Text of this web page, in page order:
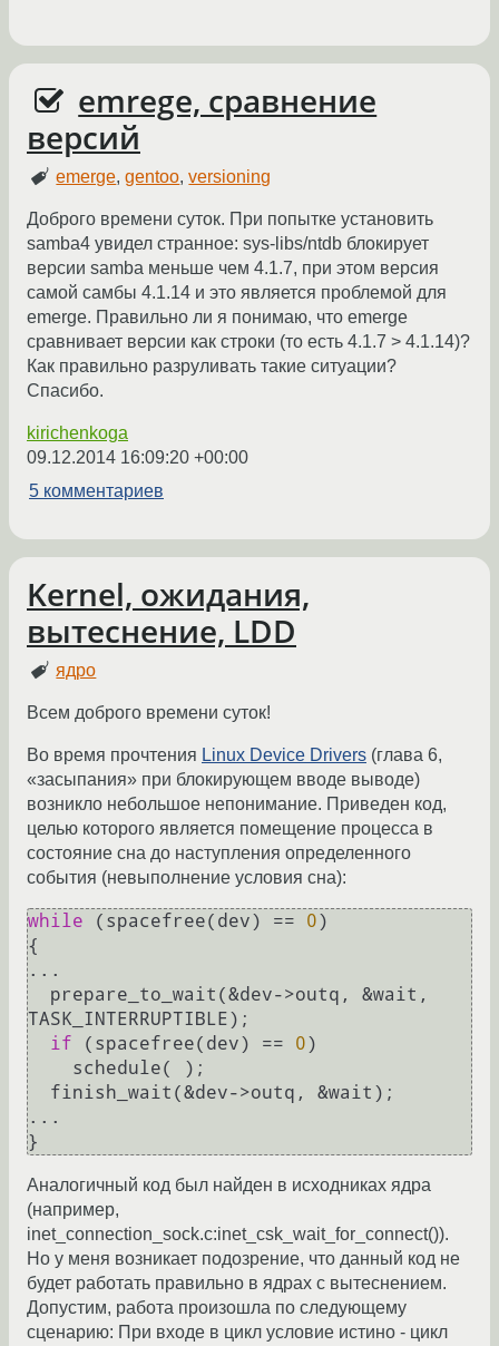
emrege, сравнение
версий
emerge,gentoo,versioning
Доброго времени суток. При попытке установить
samba4 увидел странное: sys-libs/ntdb блокирует
версии samba меньше чем 4.1.7, при этом версия
самой самбы 4.1.14 и это является проблемой для
emerge. Правильно ли я понимаю, что emerge
сравнивает версии как строки (то есть 4.1.7 > 4.1.14)?
Как правильно разруливать такие ситуации?
Спасибо.
kirichenkoga
09.12.2014 16:09:20 +00:00
5 комментариев
Kernel, ожидания,
вытеснение, LDD
ядро
Всем доброго времени суток!
Во время прочтения Linux Device Drivers (глава 6,
«засыпания» при блокирующем вводе выводе)
возникло небольшое непонимание. Приведен код,
целью которого является помещение процесса в
состояние сна до наступления определенного
события (невыполнение условия сна):
while (spacefree(dev) == 0)
{
...
TASK_INTERRUPTIBLE);
if (spacefree(dev) == 0)
...
Аналогичный код был найден в исходниках ядра
(например,
inet_connection_sock.c:inet_csk_wait_for_connect()).
Но у меня возникает подозрение, что данный код не
будет работать правильно в ядрах с вытеснением.
Допустим, работа произошла по следующему
сценарию: При входе в цикл условие истино - цикл